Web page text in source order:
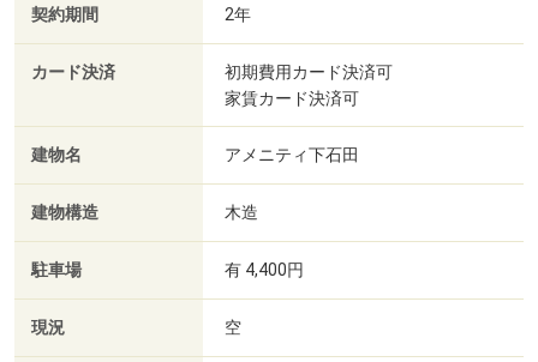
契約期間 2年
カード決済
初期費用カード決済可
家賃カード決済可
建物名 アメニティ下石田
建物構造 木造
駐車場 有 4,400円
現況 空